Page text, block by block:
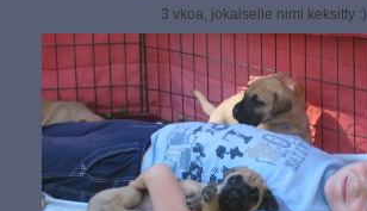
3 vkoa, jokaiselle nimi keksitty :)